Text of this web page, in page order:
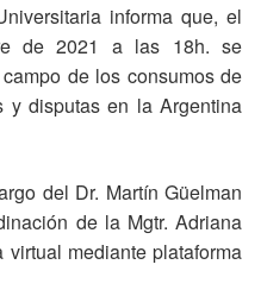
informa que, el
de 2021 a las 18h. se
de los consumos de
y disputas en la Argentina
del Dr. Martín Güelman
de la Mgtr. Adriana
mediante plataforma